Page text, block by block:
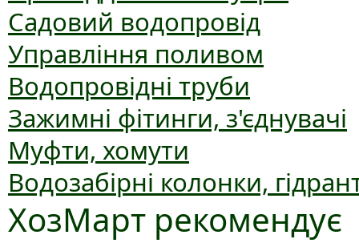
Садовий водопровід
Управління поливом
Водопровідні труби
Зажимні фітинги, з'єднувачі
Муфти, хомути
Водозабірні колонки,
ХозМарт рекомендує